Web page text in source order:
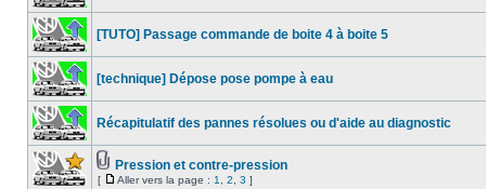
[TUTO] Passage commande de boite 4 à boite 5
[technique] Dépose pose pompe à eau
Récapitulatif des pannes résolues ou d'aide au diagnostic
Pression et contre-pression
[ Aller vers la page : 1 2 3 ]